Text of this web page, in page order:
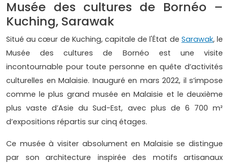
Musée des cultures de Bornéo –
Kuching, Sarawak
Situé au cœur de Kuching, capitale de l'État de Sarawak, le
Musée des cultures de Bornéo est une visite
incontournable pour toute personne en quête d’activités
culturelles en Malaisie. Inauguré en mars 2022, il s’impose
comme le plus grand musée en Malaisie et le deuxième
plus vaste d’Asie du Sud-Est, avec plus de 6 700 m²
d’expositions répartis sur cinq étages.
Ce musée à visiter absolument en Malaisie se distingue
par son architecture inspirée des motifs artisanaux